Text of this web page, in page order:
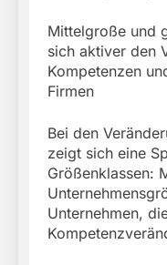
Mittelgroße und
sich aktiver den
Kompetenzen
Firmen
Bei den
zeigt sich eine
Größenklassen:
Unternehmen,